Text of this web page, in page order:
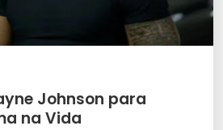
Johnson para
na Vida